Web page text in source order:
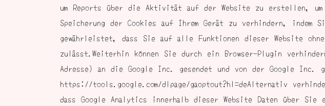
um Reports über die Aktivität auf der Website zu erstellen,
Speicherung der Cookies auf Ihrem Gerät zu verhindern, indem
gewährleistet, dass Sie auf alle Funktionen dieser Website
zulässt.Weiterhin können Sie durch ein Browser-Plugin
Adresse) an die Google Inc. gesendet und von der Google Inc.
https://tools.google.com/dlpage/gaoptout?hl=deAlternativ
dass Google Analytics innerhalb dieser Website Daten über